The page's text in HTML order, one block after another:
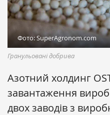
Фото: SuperAgronom.com
Гранульовані добрива
Азотний холдинг
завантаження
двох заводів з